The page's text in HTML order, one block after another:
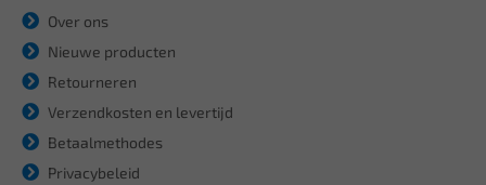
Over ons
Nieuwe producten
Retourneren
Verzendkosten en levertijd
Betaalmethodes
Privacybeleid